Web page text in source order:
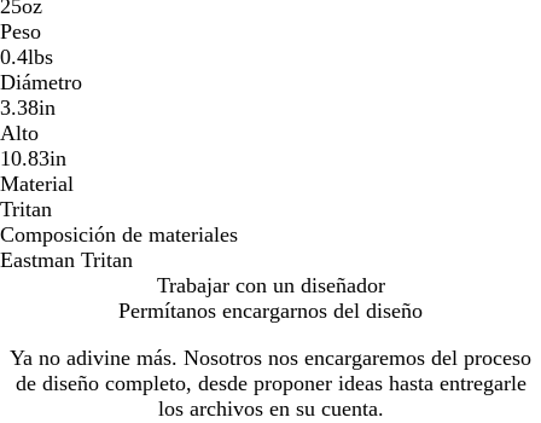
25oz
Peso
0.4lbs
Diámetro
3.38in
Alto
10.83in
Material
Tritan
Composición de materiales
Eastman Tritan
Trabajar con un diseñador
Permítanos encargarnos del diseño
Ya no adivine más. Nosotros nos encargaremos del proceso
de diseño completo, desde proponer ideas hasta entregarle
los archivos en su cuenta.